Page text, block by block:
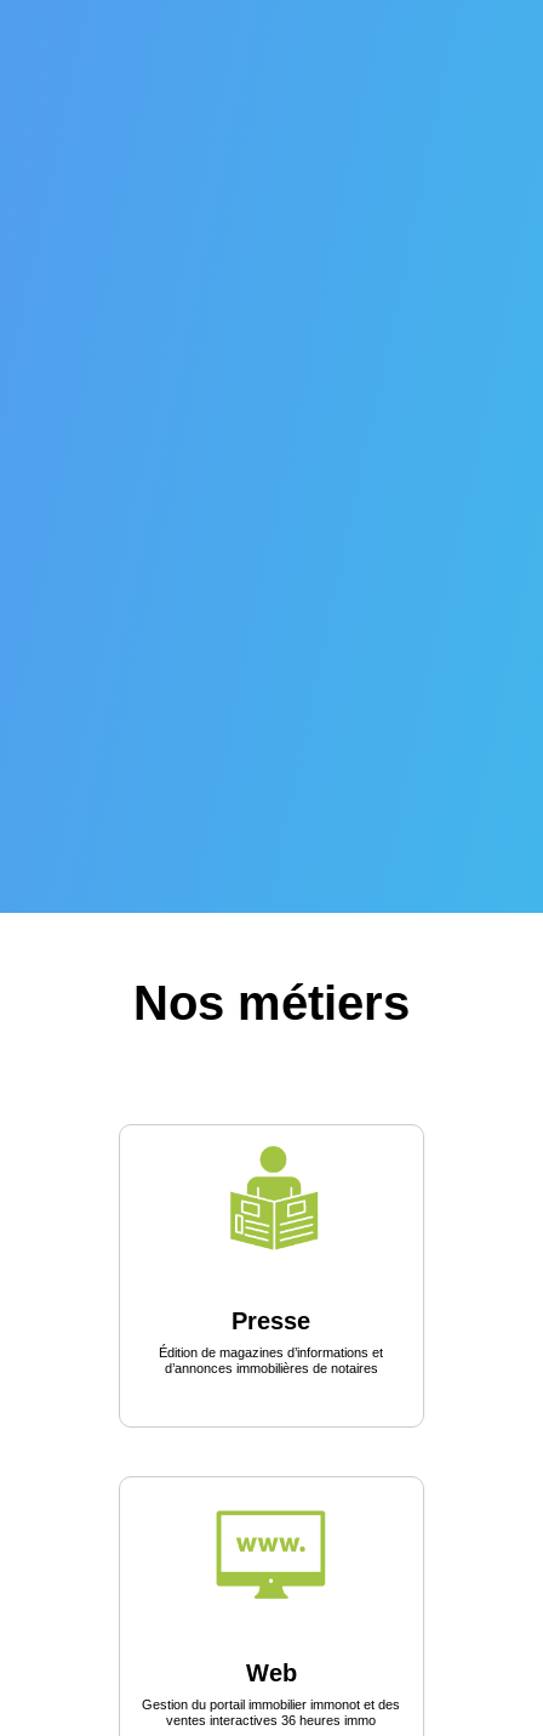
Nos métiers
Presse
Édition de magazines d’informations et
d’annonces immobilières de notaires
Web
Gestion du portail immobilier immonot et des
ventes interactives 36 heures immo